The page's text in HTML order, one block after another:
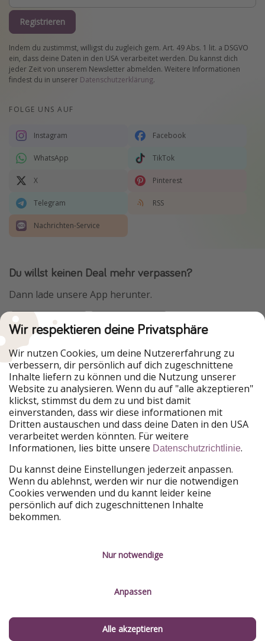
Registrieren
Indem du zustimmst, willigst du zugleich gem. Art. 49 Abs. 1 lit. a DSGVO
ein, dass deine Daten in den USA verarbeitet werden. Du kannst dich
jeder Zeit von unserem Newsletter abmelden. Weitere Informationen
findest du in unserer Datenschutzerklärung.
FOLGE UNS AUF
Instagram Facebook
WhatsApp TikTok
X Pinterest
Telegram RSS
Nachrichten-Service
Du willst keinen Deal mehr verpassen?
Dann lade unsere App herunter.
Urlaubspiraten ist Teil der HolidayPirates Group
Unsere Märkte
PiratinViaggio
HolidayPirates
VakantiePiraten
WakacyjniPiraci
VoyagesPirates
Ferienpiraten
Urlaubspiraten
ViajerosPiratas
TravelPirates
HolidayPirates Group
Lerne uns kennen
Über uns
Nachhaltigkeit
Rechtliches
Kontakt
Service-Kontrolle
Wir respektieren deine Privatsphäre
Wir nutzen Cookies, um deine Nutzererfahrung zu
verbessern, dir persönlich auf dich zugeschnittene
Inhalte liefern zu können und die Nutzung unserer
Website zu analysieren. Wenn du auf "alle akzeptieren"
klickst, stimmst du dem zu und bist damit
einverstanden, dass wir diese informationen mit
Dritten austauschen und dass deine Daten in den USA
verarbeitet werden könnten. Für weitere
Informationen, lies bitte unsere Datenschutzrichtlinie.
Du kannst deine Einstellungen jederzeit anpassen.
Wenn du ablehnst, werden wir nur die notwendigen
Cookies verwenden und du kannt leider keine
persönlich auf dich zugeschnittenen Inhalte
bekommen.
Nur notwendige
Anpassen
Alle akzeptieren